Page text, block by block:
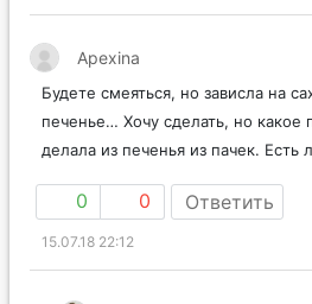
Apexina
Будете смеяться, но зависла на
печенье… Хочу сделать, но какое
делала из печенья из пачек. Есть
0 0 Ответить
15.07.18 22:12